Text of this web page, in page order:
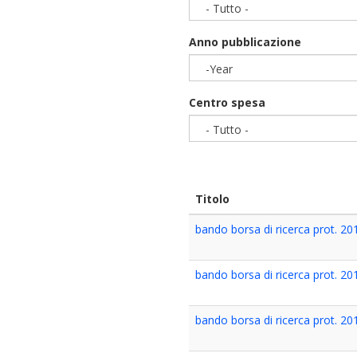
- Tutto -
Anno pubblicazione
-Year
Centro spesa
- Tutto -
Titolo
bando borsa di ricerca prot.
bando borsa di ricerca prot.
bando borsa di ricerca prot.